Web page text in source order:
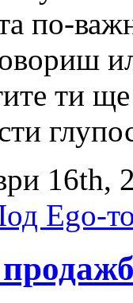
по-
ти
16th,
Ego-